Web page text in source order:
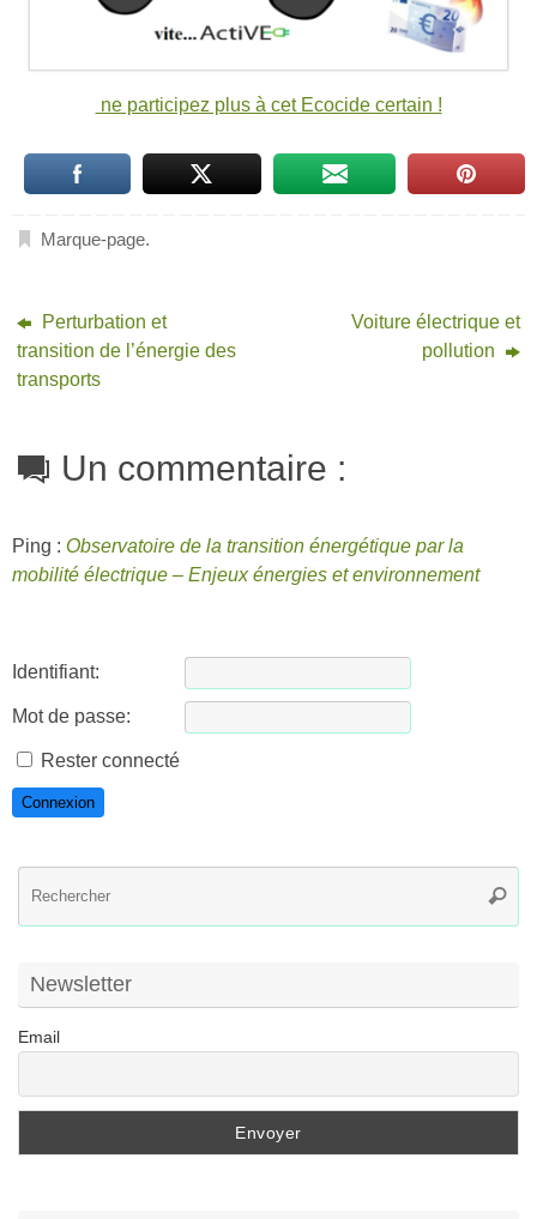
ne participez plus à cet Ecocide certain !
Marque-page.
Perturbation et
transition de l’énergie des
transports
Voiture électrique et
pollution
Un commentaire :
Ping : Observatoire de la transition énergétique par la
mobilité électrique – Enjeux énergies et environnement
Identifiant:
Mot de passe:
Rester connecté
Connexion
Newsletter
Email